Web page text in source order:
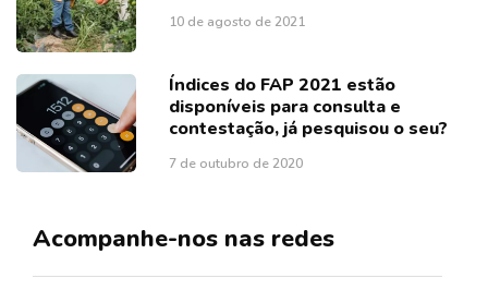
10 de agosto de 2021
Índices do FAP 2021 estão
disponíveis para consulta e
contestação, já pesquisou o seu?
7 de outubro de 2020
Acompanhe-nos nas redes